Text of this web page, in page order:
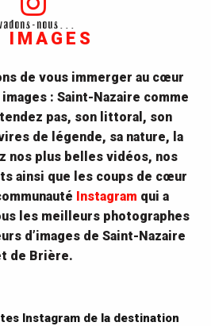
nous...
IMAGES
de vous immerger au cœur
: Saint-Nazaire comme
pas, son littoral, son
de légende, sa nature, la
nos plus belles vidéos, nos
ainsi que les coups de cœur
Instagram qui a
les meilleurs photographes
d’images de Saint-Nazaire
de Brière.
Instagram de la destination